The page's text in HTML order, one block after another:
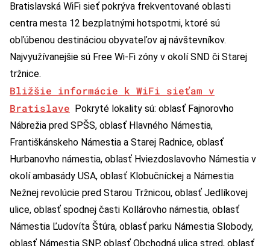
Bratislavská WiFi sieť pokrýva frekventované oblasti
centra mesta 12 bezplatnými hotspotmi, ktoré sú
obľúbenou destináciou obyvateľov aj návštevníkov.
Najvyužívanejšie sú Free Wi-Fi zóny v okolí SND či Starej
tržnice.
Bližšie informácie k WiFi sieťam v
Bratislave Pokryté lokality sú: oblasť Fajnorovho
Nábrežia pred SPŠS, oblasť Hlavného Námestia,
Františkánskeho Námestia a Starej Radnice, oblasť
Hurbanovho námestia, oblasť Hviezdoslavovho Námestia v
okolí ambasády USA, oblasť Klobučníckej a Námestia
Nežnej revolúcie pred Starou Tržnicou, oblasť Jedlíkovej
ulice, oblasť spodnej časti Kollárovho námestia, oblasť
Námestia Ľudovíta Štúra, oblasť parku Námestia Slobody,
oblasť Námestia SNP, oblasť Obchodná ulica stred, oblasť